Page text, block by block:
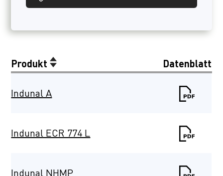
Produkt Datenblatt
Indunal A
Indunal ECR 774 L
Indunal NHMP